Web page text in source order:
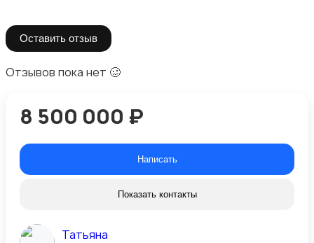
Оставить отзыв
Отзывов пока нет 🥴
8 500 000 ₽
Написать
Показать контакты
Татьяна